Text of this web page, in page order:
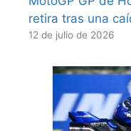
retira tras una
12 de julio de 2026